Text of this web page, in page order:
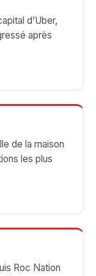
d’Uber,
après
de la maison
les plus
Roc Nation